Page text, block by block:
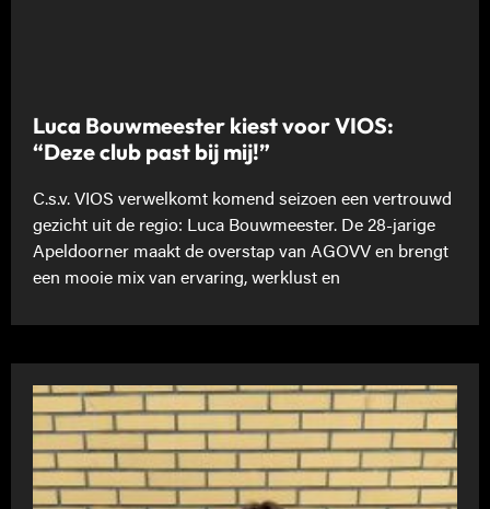
Luca Bouwmeester kiest voor VIOS:
“Deze club past bij mij!”
C.s.v. VIOS verwelkomt komend seizoen een vertrouwd
gezicht uit de regio: Luca Bouwmeester. De 28-jarige
Apeldoorner maakt de overstap van AGOVV en brengt
een mooie mix van ervaring, werklust en